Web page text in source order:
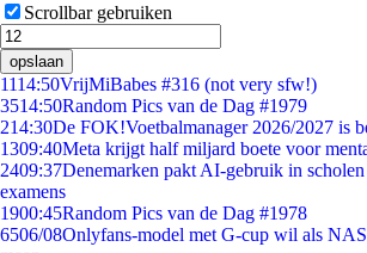
Scrollbar gebruiken
opslaan
1114:50VrijMiBabes #316 (not very sfw!)
3514:50Random Pics van de Dag #1979
214:30De FOK!Voetbalmanager 2026/2027 is
1309:40Meta krijgt half miljard boete voor
2409:37Denemarken pakt AI-gebruik in
examens
1900:45Random Pics van de Dag #1978
6506/08Onlyfans-model met G-cup wil als